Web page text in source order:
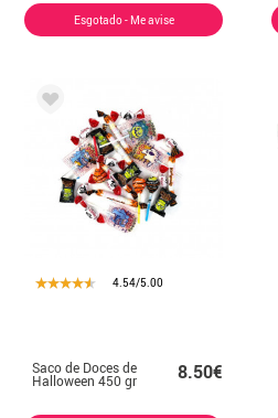
Esgotado - Me avise
4.54/5.00
Saco de Doces de
Halloween 450 gr 8.50€